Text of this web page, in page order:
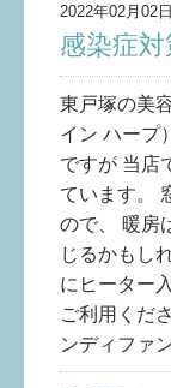
2022年02月02日
感染症
東戸塚の美
イン ハープ
ですが 当店
ています。
ので、 暖房
じるかもし
にヒーター
ご利用くだ
ンディファ